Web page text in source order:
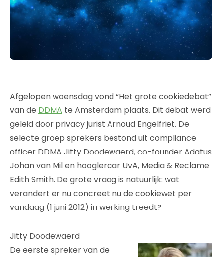
Afgelopen woensdag vond “Het grote cookiedebat”
van de DDMA te Amsterdam plaats. Dit debat werd
geleid door privacy jurist Arnoud Engelfriet. De
selecte groep sprekers bestond uit compliance
officer DDMA Jitty Doodewaerd, co-founder Adatus
Johan van Mil en hoogleraar UvA, Media & Reclame
Edith Smith. De grote vraag is natuurlijk: wat
verandert er nu concreet nu de cookiewet per
vandaag (1 juni 2012) in werking treedt?
Jitty Doodewaerd
De eerste spreker van de